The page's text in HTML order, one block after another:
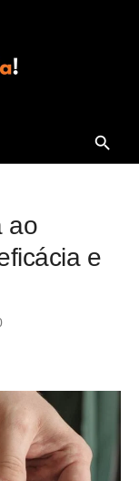
ao
e